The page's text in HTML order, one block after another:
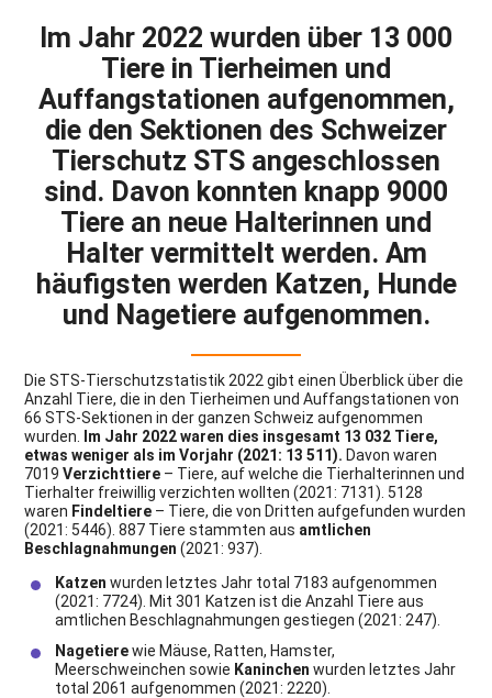
Im Jahr 2022 wurden über 13 000
Tiere in Tierheimen und
Auffangstationen aufgenommen,
die den Sektionen des Schweizer
Tierschutz STS angeschlossen
sind. Davon konnten knapp 9000
Tiere an neue Halterinnen und
Halter vermittelt werden. Am
häufigsten werden Katzen, Hunde
und Nagetiere aufgenommen.
Die STS-Tierschutzstatistik 2022 gibt einen Überblick über die
Anzahl Tiere, die in den Tierheimen und Auffangstationen von
66 STS-Sektionen in der ganzen Schweiz aufgenommen
wurden.
Im Jahr 2022 waren dies insgesamt 13 032 Tiere,
etwas weniger als im Vorjahr (2021: 13 511). Davon waren
7019 Verzichttiere – Tiere, auf welche die Tierhalterinnen und
Tierhalter freiwillig verzichten wollten (2021: 7131). 5128
waren Findeltiere – Tiere, die von Dritten aufgefunden wurden
(2021: 5446). 887 Tiere stammten aus amtlichen
Beschlagnahmungen (2021: 937).
Katzen wurden letztes Jahr total 7183 aufgenommen
(2021: 7724). Mit 301 Katzen ist die Anzahl Tiere aus
amtlichen Beschlagnahmungen gestiegen (2021: 247).
Nagetierewie Mäuse, Ratten, Hamster,
Meerschweinchen sowie Kaninchen wurden letztes Jahr
total 2061 aufgenommen (2021: 2220).